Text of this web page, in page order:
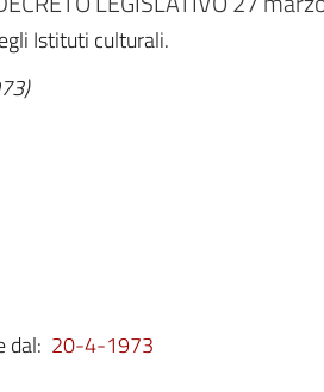
Istituti culturali.
dal: 20-4-1973